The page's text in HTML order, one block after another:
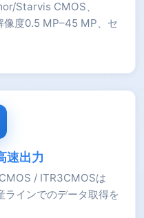
Starvis CMOS、
像度0.5 MP–45 MP、セ
速出力
/ ITR3CMOSは
ラインでのデータ取得を